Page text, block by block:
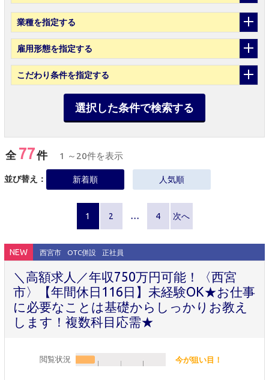
業種を指定する
雇用形態を指定する
こだわり条件を指定する
選択した条件で検索する
全 77件 1 ～20件を表示
並び替え： 新着順 人気順
1 2 … 4 次へ
NEW 西宮市 OTC併設 正社員
＼高額求人／年収750万円可能！〈西宮
市〉【年間休日116日】未経験OK★お仕事
に必要なことは基礎からしっかりお教え
します！複数科目応需★
閲覧状況 今が狙い目！